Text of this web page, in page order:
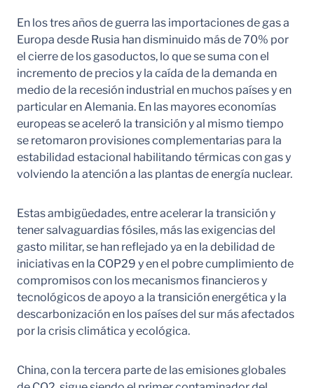
En los tres años de guerra las importaciones de gas a
Europa desde Rusia han disminuido más de 70% por
el cierre de los gasoductos, lo que se suma con el
incremento de precios y la caída de la demanda en
medio de la recesión industrial en muchos países y en
particular en Alemania. En las mayores economías
europeas se aceleró la transición y al mismo tiempo
se retomaron provisiones complementarias para la
estabilidad estacional habilitando térmicas con gas y
volviendo la atención a las plantas de energía nuclear.
Estas ambigüedades, entre acelerar la transición y
tener salvaguardias fósiles, más las exigencias del
gasto militar, se han reflejado ya en la debilidad de
iniciativas en la COP29 y en el pobre cumplimiento de
compromisos con los mecanismos financieros y
tecnológicos de apoyo a la transición energética y la
descarbonización en los países del sur más afectados
por la crisis climática y ecológica.
China, con la tercera parte de las emisiones globales